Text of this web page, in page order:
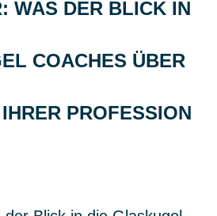
WAS DER BLICK IN
COACHES ÜBER
PROFESSION